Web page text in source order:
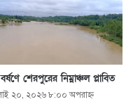
শেরপুরের নিম্নাঞ্চল প্লাবিত
২০, ২০২৬ ৮:০০ অপরাহ্ণ